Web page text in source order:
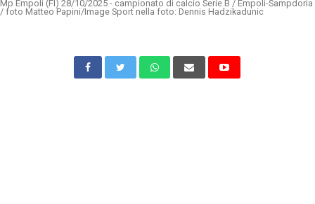
Mp Empoli (FI) 28/10/2025 - campionato di calcio Serie B / Empoli-Sampdoria
/ foto Matteo Papini/Image Sport nella foto: Dennis Hadzikadunic